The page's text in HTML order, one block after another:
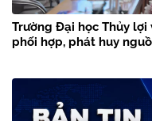
Trường Đại học Thủy
phối hợp, phát huy